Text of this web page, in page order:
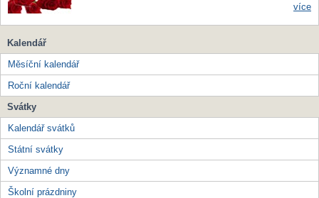
více
Kalendář
Měsíční kalendář
Roční kalendář
Svátky
Kalendář svátků
Státní svátky
Významné dny
Školní prázdniny